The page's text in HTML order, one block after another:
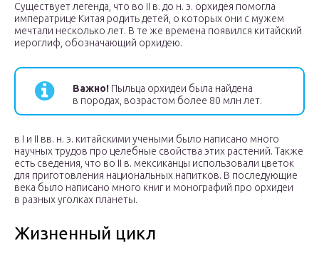
Существует легенда, что во II в. до н. э. орхидея помогла
императрице Китая родить детей, о которых они с мужем
мечтали несколько лет. В те же времена появился китайский
иероглиф, обозначающий орхидею.
Важно! Пыльца орхидеи была найдена
в породах, возрастом более 80 млн лет.
в I и II вв. н. э. китайскими учеными было написано много
научных трудов про целебные свойства этих растений. Также
есть сведения, что во II в. мексиканцы использовали цветок
для приготовления национальных напитков. В последующие
века было написано много книг и монографий про орхидеи
в разных уголках планеты.
Жизненный цикл